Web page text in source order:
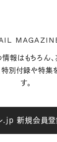
報はもちろん
特別付録や特集
す。
.jp 新規会員